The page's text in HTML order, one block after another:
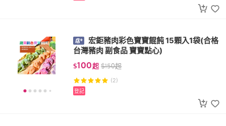
宏鉅豬肉彩色寶寶餛飩 15顆入1袋(合格
台灣豬肉 副食品 寶寶點心)
$100起 $150起
(2)
登記